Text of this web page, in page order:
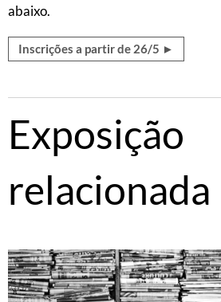
abaixo.
Inscrições a partir de 26/5 ►
Exposição
relacionada